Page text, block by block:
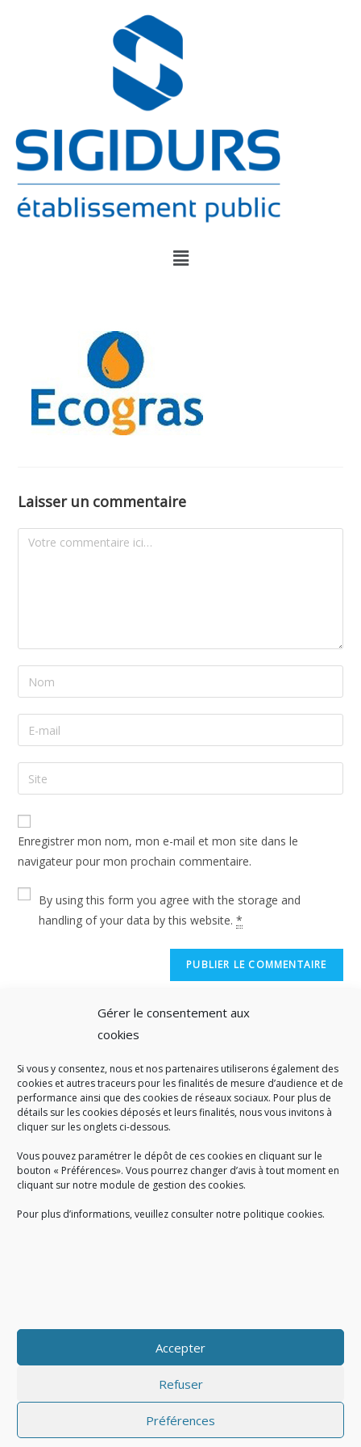
Gérer le consentement aux
cookies
Si vous y consentez, nous et nos partenaires utiliserons également des
cookies et autres traceurs pour les finalités de mesure d’audience et de
performance ainsi que des cookies de réseaux sociaux. Pour plus de
détails sur les cookies déposés et leurs finalités, nous vous invitons à
cliquer sur les onglets ci-dessous.
Vous pouvez paramétrer le dépôt de ces cookies en cliquant sur le
bouton « Préférences». Vous pourrez changer d’avis à tout moment en
cliquant sur notre module de gestion des cookies.
Pour plus d’informations, veuillez consulter notre politique cookies.
Accepter
Refuser
Préférences
Laisser un commentaire
Enregistrer mon nom, mon e-mail et mon site dans le
navigateur pour mon prochain commentaire.
By using this form you agree with the storage and
handling of your data by this website.*
A SAVOIR
Créé en 1978, le Sigidurs est un établissement public quiexerce
des missions de service public : la prévention, la collecte et la
valorisation des déchets ménagers et assimilés produits par son
territoire.
Accueil du public :
Gestion des cookies|
|CGU|Mentions légales|Contact|Recrutement|FAQ